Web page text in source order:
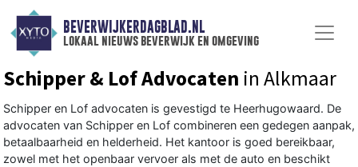
BEVERWIJKERDAGBLAD.NL
lokaal nieuws beverwijk en omgeving
Schipper & Lof Advocaten in Alkmaar
Schipper en Lof advocaten is gevestigd te Heerhugowaard. De
advocaten van Schipper en Lof combineren een gedegen aanpak,
betaalbaarheid en helderheid. Het kantoor is goed bereikbaar,
zowel met het openbaar vervoer als met de auto en beschikt